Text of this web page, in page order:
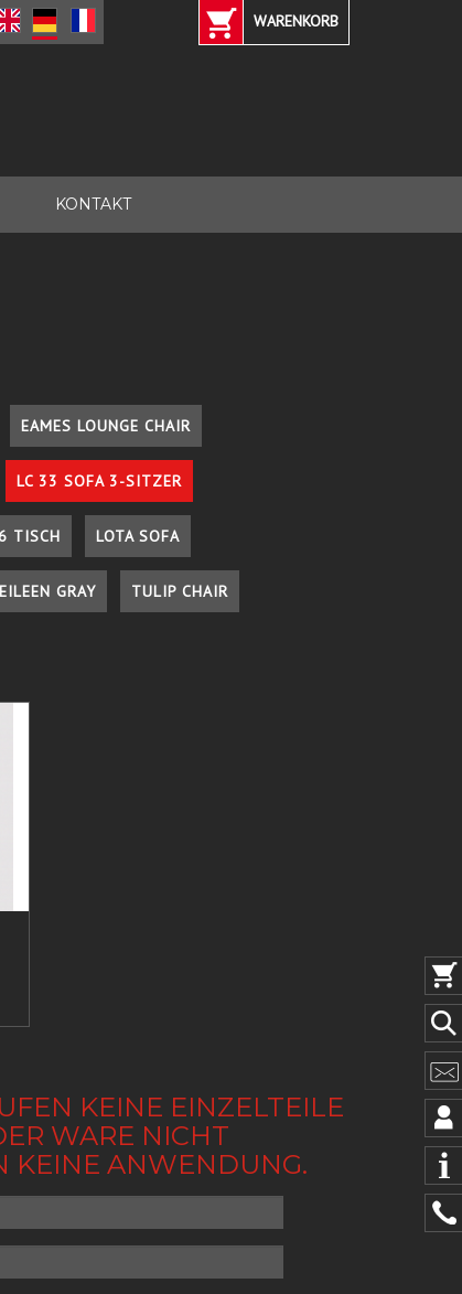
WARENKORB
KONTAKT
EAMES LOUNGE CHAIR
LC 33 SOFA 3-SITZER
TISCH LOTA SOFA
GRAY TULIP CHAIR
KEINE EINZELTEILE
WARE NICHT
KEINE ANWENDUNG.